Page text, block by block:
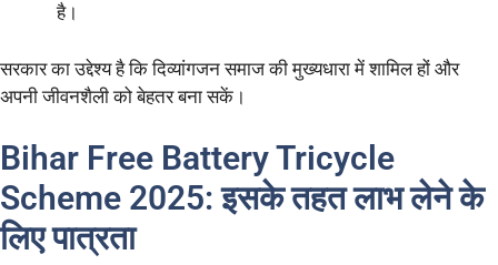
है।
सरकार का उद्देश्य है कि दिव्यांगजन समाज की मुख्यधारा में शामिल हों और
अपनी जीवनशैली को बेहतर बना सकें।
Bihar Free Battery Tricycle
Scheme 2025: इसके तहत लाभ लेने के
लिए पात्रता